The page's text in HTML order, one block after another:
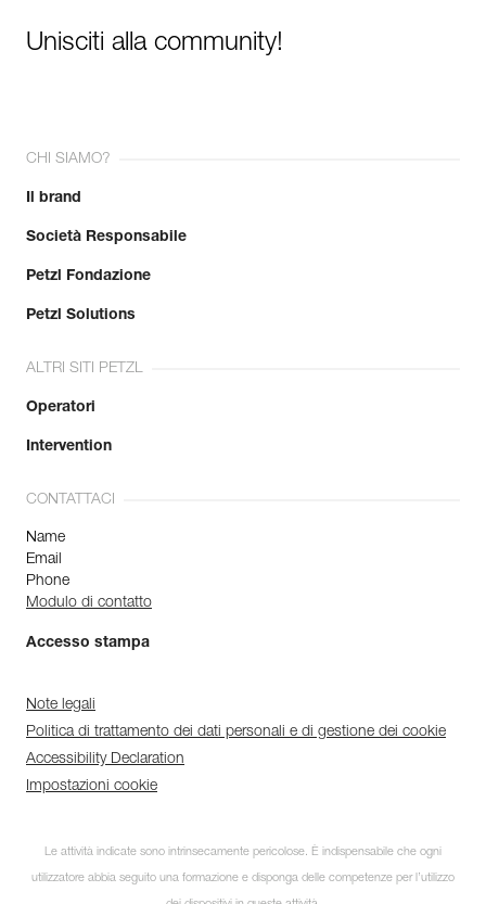
Unisciti alla community!
CHI SIAMO?
Il brand
Società Responsabile
Petzl Fondazione
Petzl Solutions
ALTRI SITI PETZL
Operatori
Intervention
CONTATTACI
Name
Email
Phone
Modulo di contatto
Accesso stampa
Note legali
Politica di trattamento dei dati personali e di gestione dei cookie
Accessibility Declaration
Impostazioni cookie
Le attività indicate sono intrinsecamente pericolose. È indispensabile che ogni
utilizzatore abbia seguito una formazione e disponga delle competenze per l’utilizzo